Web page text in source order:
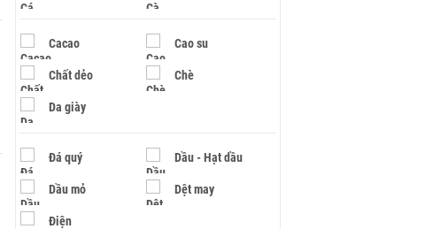
Cacao Cao su
Chất dẻo Chè
Da giày
Đá quý Dầu - Hạt dầu
Dầu mỏ Dệt may
Điện